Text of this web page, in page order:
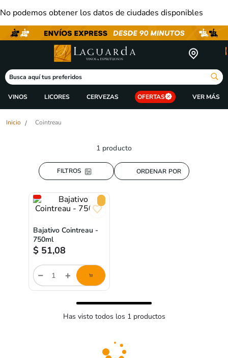
No podemos obtener los datos de ciudades disponibles
Busca aquí tus preferidos
VINOS LICORES CERVEZAS OFERTAS
Cointreau
1 producto
ORDENAR POR
Bajativo Cointreau -
750ml
$ 51,08
Cantidad
de
producto
Has visto todos los 1productos